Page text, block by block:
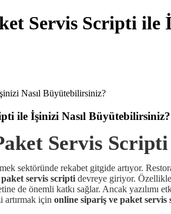
Servis Scripti ile
ile İşinizi Nasıl Büyütebilirsiniz?
Servis
sektöründe rekabet gitgide artıyor.
servis scripti devreye giriyor. Özellikle
de önemli katkı sağlar. Ancak
artırmak için online sipariş ve paket